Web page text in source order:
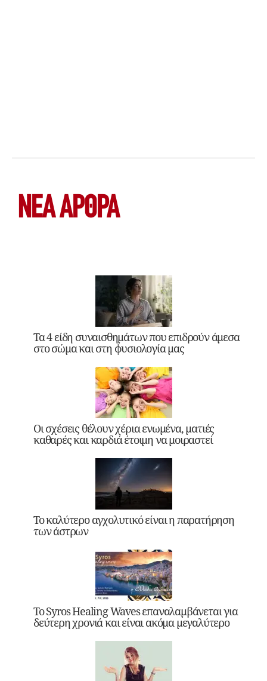
ΝΕΑ ΆΡΘΡΑ
Τα 4 είδη συναισθημάτων που επιδρούν άμεσα
στο σώμα και στη φυσιολογία μας
Οι σχέσεις θέλουν χέρια ενωμένα, ματιές
καθαρές και καρδιά έτοιμη να μοιραστεί
Το καλύτερο αγχολυτικό είναι η παρατήρηση
των άστρων
Το Syros Healing Waves επαναλαμβάνεται για
δεύτερη χρονιά και είναι ακόμα μεγαλύτερο